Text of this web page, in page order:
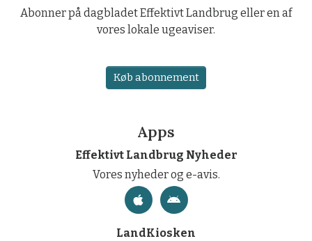
Abonner på dagbladet Effektivt Landbrug eller en af
vores lokale ugeaviser.
Køb abonnement
Apps
Effektivt Landbrug Nyheder
Vores nyheder og e-avis.
LandKiosken